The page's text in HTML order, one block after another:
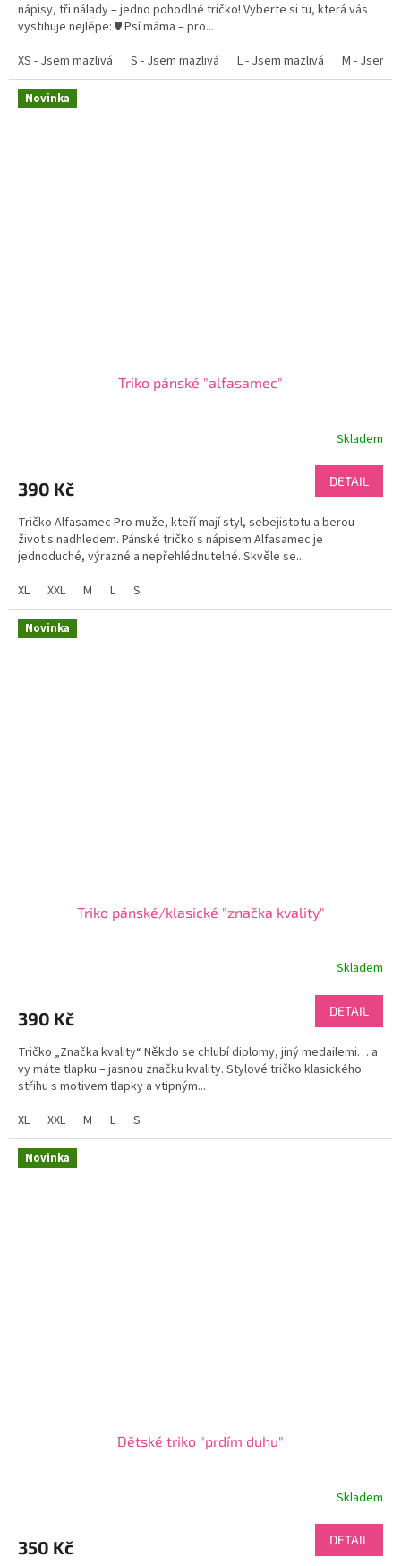
nápisy, tři nálady – jedno pohodlné tričko! Vyberte si tu, která vás
vystihuje nejlépe: ♥ Psí máma – pro...
XS - Jsem mazlivá
S - Jsem mazlivá L - Jsem mazlivá M - Jsem
Novinka
Triko pánské "alfasamec"
Skladem
390 Kč DETAIL
Tričko Alfasamec Pro muže, kteří mají styl, sebejistotu a berou
život s nadhledem. Pánské tričko s nápisem Alfasamec je
jednoduché, výrazné a nepřehlédnutelné. Skvěle se...
XL
XXL M L S
Novinka
Triko pánské/klasické "značka kvality"
Skladem
390 Kč DETAIL
Tričko „Značka kvality“ Někdo se chlubí diplomy, jiný medailemi… a
vy máte tlapku – jasnou značku kvality. Stylové tričko klasického
střihu s motivem tlapky a vtipným...
XL
XXL M L S
Novinka
Dětské triko "prdím duhu"
Skladem
350 Kč DETAIL